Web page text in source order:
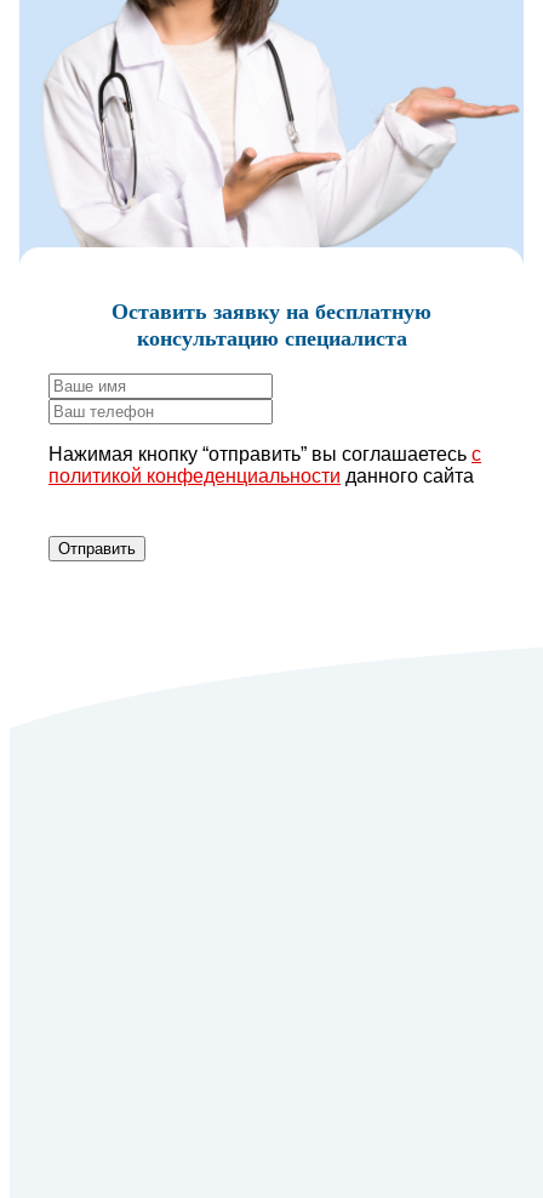
Оставить заявку на бесплатную
консультацию специалиста
Нажимая кнопку “отправить” вы соглашаетесь с
политикой конфеденциальности данного сайта
Отправить